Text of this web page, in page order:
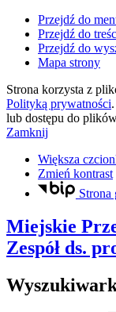
Przejdź do
Przejdź do
Przejdź do
Mapa strony
Strona korzysta z
Polityką prywatności
lub dostępu do
Zamknij
Większa
Zmień kontrast
Strona
Miejskie
Zespół ds.